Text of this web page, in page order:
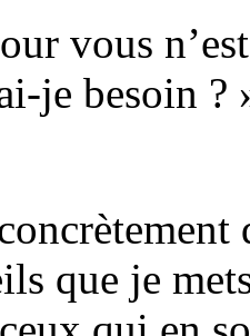
vous
je besoin ?
que je